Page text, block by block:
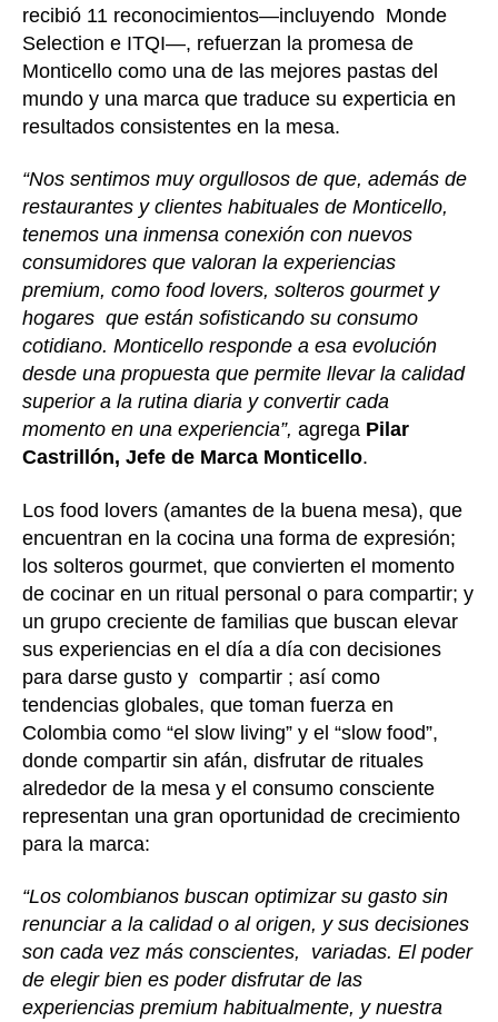
recibió 11 reconocimientos—incluyendo Monde
Selection e ITQI—, refuerzan la promesa de
Monticello como una de las mejores pastas del
mundo y una marca que traduce su experticia en
resultados consistentes en la mesa.
“Nos sentimos muy orgullosos de que, además de
restaurantes y clientes habituales de Monticello,
tenemos una inmensa conexión con nuevos
consumidores que valoran la experiencias
premium, como food lovers, solteros gourmet y
hogares que están sofisticando su consumo
cotidiano. Monticello responde a esa evolución
desde una propuesta que permite llevar la calidad
superior a la rutina diaria y convertir cada
momento en una experiencia”, agrega Pilar
Castrillón, Jefe de Marca Monticello.
Los food lovers (amantes de la buena mesa), que
encuentran en la cocina una forma de expresión;
los solteros gourmet, que convierten el momento
de cocinar en un ritual personal o para compartir; y
un grupo creciente de familias que buscan elevar
sus experiencias en el día a día con decisiones
para darse gusto y compartir ; así como
tendencias globales, que toman fuerza en
Colombia como “el slow living” y el “slow food”,
donde compartir sin afán, disfrutar de rituales
alrededor de la mesa y el consumo consciente
representan una gran oportunidad de crecimiento
para la marca:
“Los colombianos buscan optimizar su gasto sin
renunciar a la calidad o al origen, y sus decisiones
son cada vez más conscientes, variadas. El poder
de elegir bien es poder disfrutar de las
experiencias premium habitualmente, y nuestra